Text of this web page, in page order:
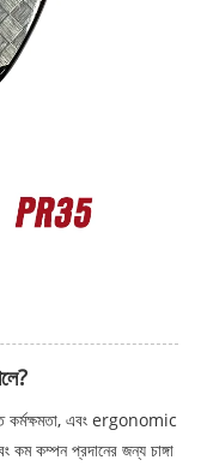
কর্মক্ষমতা, এবং ergonomic
কম কম্পন প্রদানের জন্য চাঙ্গা